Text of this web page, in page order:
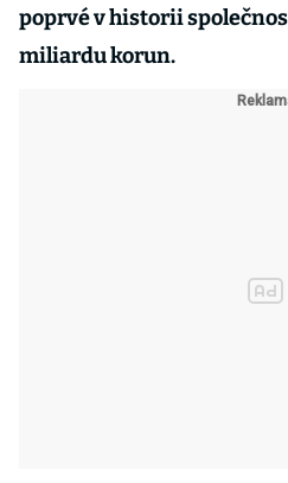
poprvé v historii
miliardu korun.